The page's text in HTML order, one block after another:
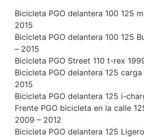
Bicicleta PGO delantera 100 125
2015
Bicicleta PGO delantera 100 125
– 2015
Bicicleta PGO Street 110 t-rex
Bicicleta PGO delantera 125
2015
Bicicleta PGO delantera 125 i-
Frente PGO bicicleta en la calle
2009 – 2012
Bicicleta PGO delantera 125